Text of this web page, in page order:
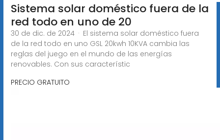
Sistema solar doméstico fuera de la
red todo en uno de 20
30 de dic. de 2024 · El sistema solar doméstico fuera
de la red todo en uno GSL 20kwh 10KVA cambia las
reglas del juego en el mundo de las energías
renovables. Con sus característic
PRECIO GRATUITO